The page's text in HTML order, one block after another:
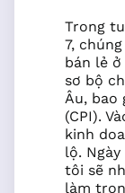
Trong
7,
bán lẻ
sơ bộ
Âu, bao
(CPI).
kinh
lộ.
tôi sẽ
làm